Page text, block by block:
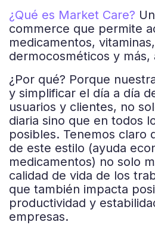
¿Qué es Market Care?
commerce que permite
medicamentos, vitaminas,
dermocosméticos y
¿Por qué? Porque
y simplificar el día a día
usuarios y clientes, no
diaria sino que en todos
posibles. Tenemos claro
de este estilo (ayuda
medicamentos) no solo
calidad de vida de los
que también impacta
productividad y
empresas.